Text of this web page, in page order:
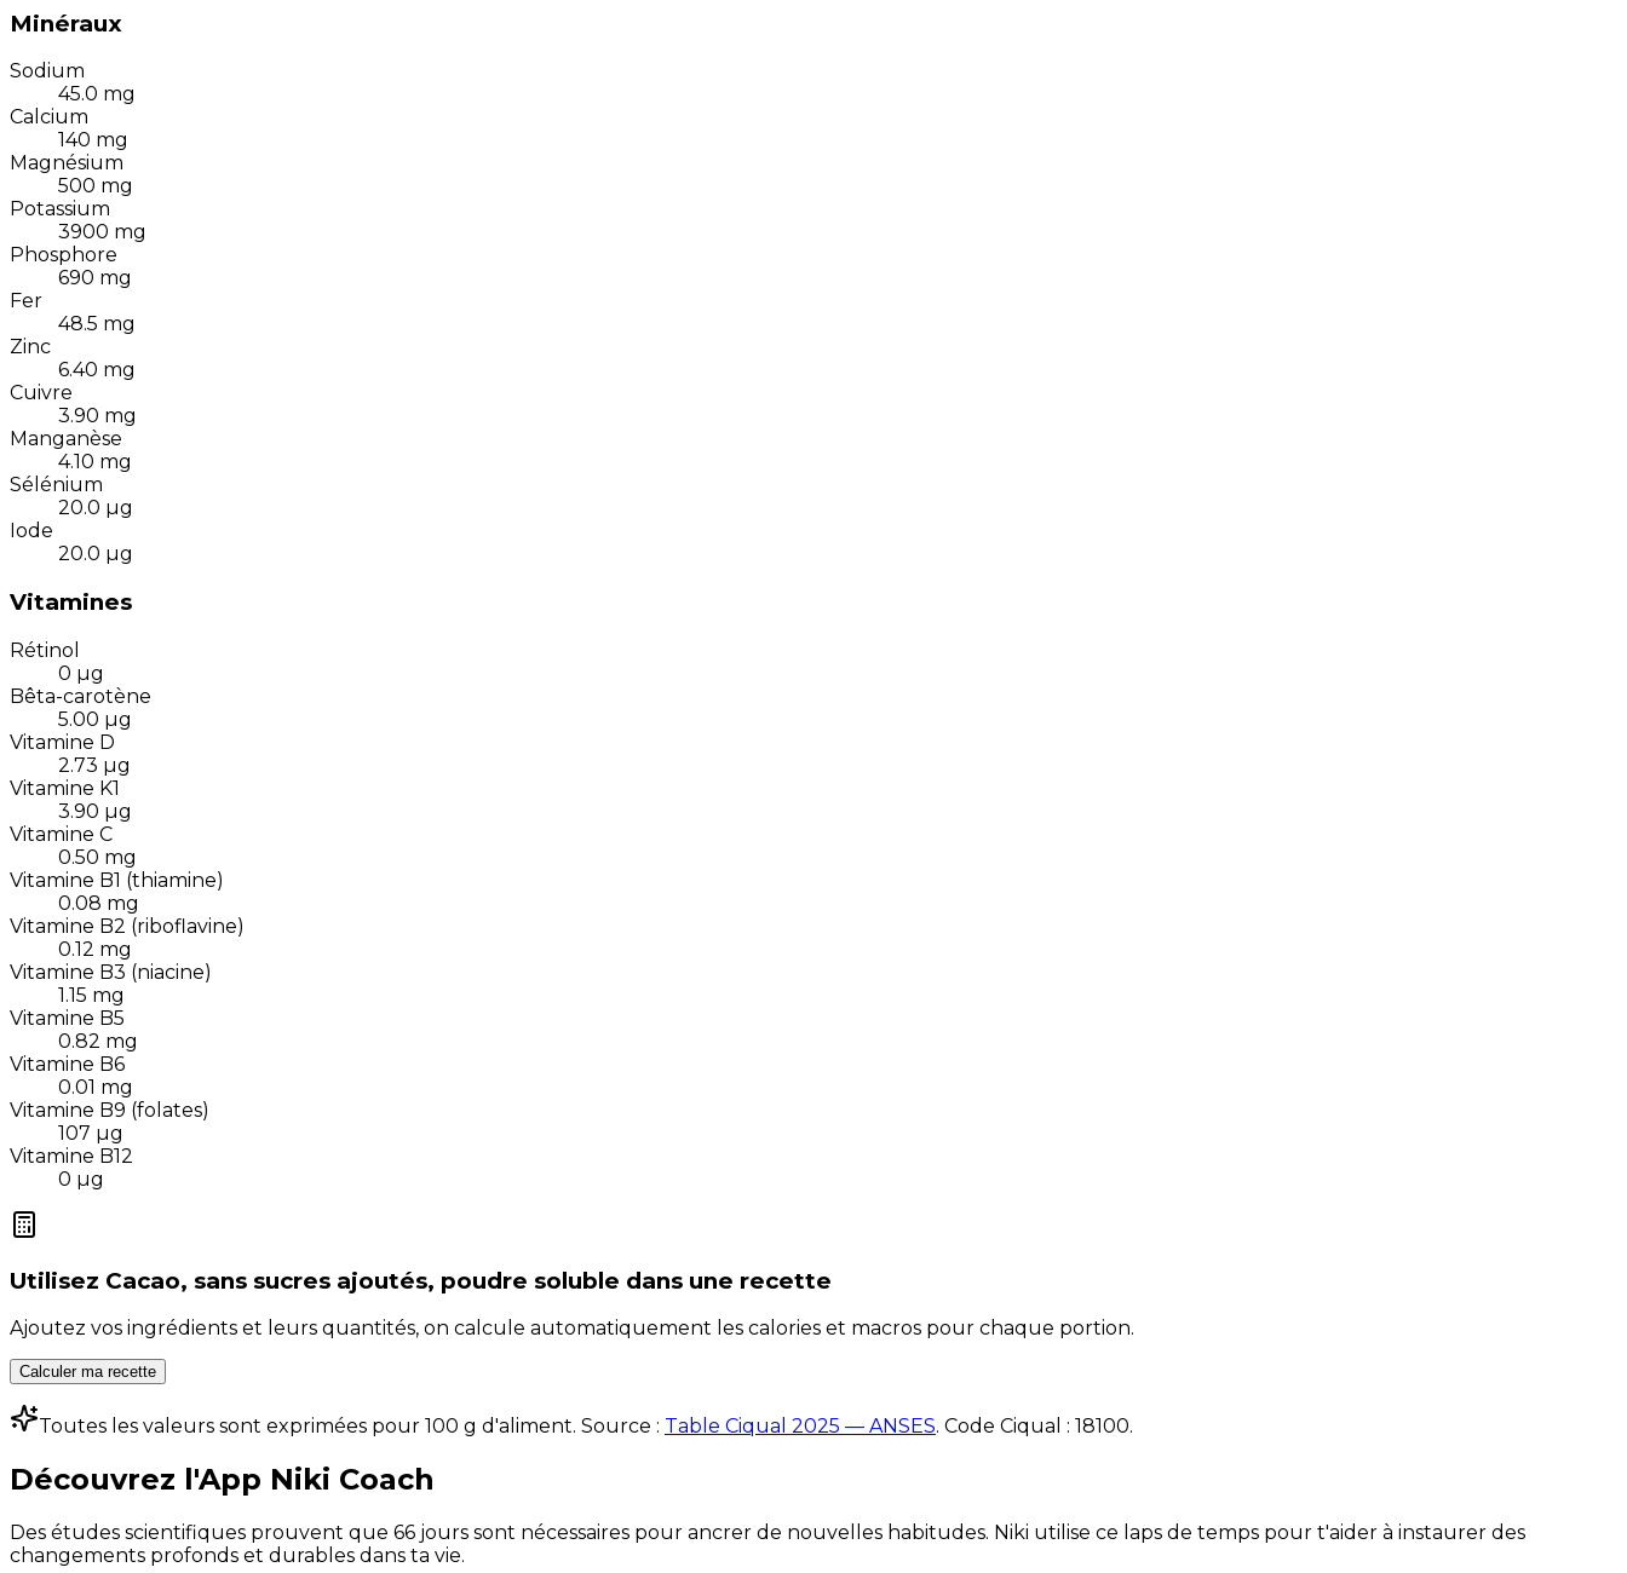
Minéraux
Sodium
45.0 mg
Calcium
140 mg
Magnésium
500 mg
Potassium
3900 mg
Phosphore
690 mg
Fer
48.5 mg
Zinc
6.40 mg
Cuivre
3.90 mg
Manganèse
4.10 mg
Sélénium
20.0 µg
Iode
20.0 µg
Vitamines
Rétinol
0 µg
Bêta-carotène
5.00 µg
Vitamine D
2.73 µg
Vitamine K1
3.90 µg
Vitamine C
0.50 mg
Vitamine B1 (thiamine)
0.08 mg
Vitamine B2 (riboflavine)
0.12 mg
Vitamine B3 (niacine)
1.15 mg
Vitamine B5
0.82 mg
Vitamine B6
0.01 mg
Vitamine B9 (folates)
107 µg
Vitamine B12
0 µg
Utilisez Cacao, sans sucres ajoutés, poudre soluble dans une recette
Ajoutez vos ingrédients et leurs quantités, on calcule automatiquement les calories et macros pour chaque portion.
Calculer ma recette
Toutes les valeurs sont exprimées pour 100 g d'aliment. Source : Table Ciqual 2025 — ANSES. Code Ciqual : 18100.
Découvrez l'App Niki Coach
Des études scientifiques prouvent que 66 jours sont nécessaires pour ancrer de nouvelles habitudes. Niki utilise ce laps de temps pour t'aider à instaurer des
changements profonds et durables dans ta vie.